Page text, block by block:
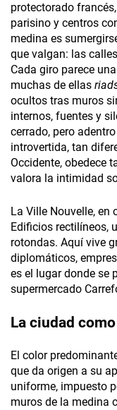
protectorado
parisino y centros
medina es
que valgan: las
Cada giro parece
muchas de ellas
ocultos tras muros
internos, fuentes y
cerrado, pero
introvertida, tan
Occidente, obedece
valora la intimidad
La Ville Nouvelle, en
Edificios rectilíneos,
rotondas. Aquí vive
diplomáticos,
es el lugar donde se
supermercado
La ciudad
El color
que da origen a su
uniforme, impuesto
muros de la medina